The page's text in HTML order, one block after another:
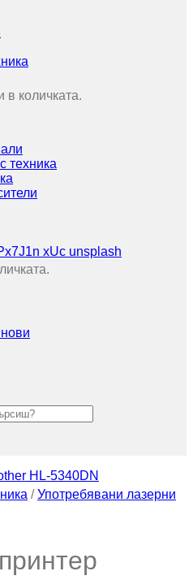
в количката.
техника
/ Употребявани лазерни